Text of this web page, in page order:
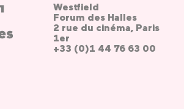
Westfield
Forum des Halles
2 rue du cinéma, Paris
1er
+33 (0)1 44 76 63 00